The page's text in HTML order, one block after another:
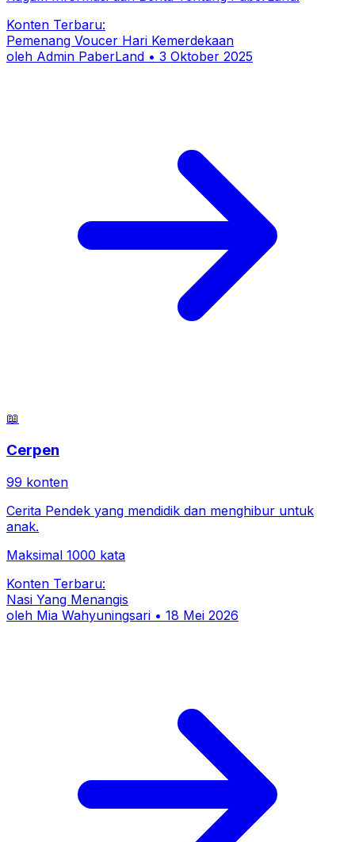
Konten Terbaru:
Pemenang Voucer Hari Kemerdekaan
oleh Admin PaberLand • 3 Oktober 2025
📖
Cerpen
99 konten
Cerita Pendek yang mendidik dan menghibur untuk
anak.
Maksimal 1000 kata
Konten Terbaru:
Nasi Yang Menangis
oleh Mia Wahyuningsari • 18 Mei 2026